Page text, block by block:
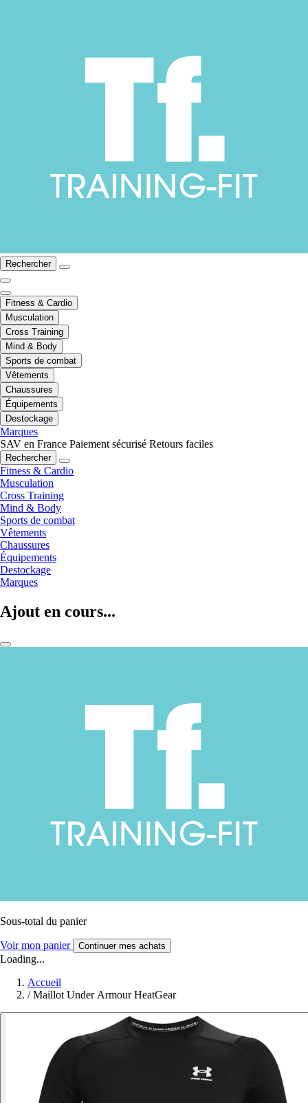
Rechercher
Fitness & Cardio
Musculation
Cross Training
Mind & Body
Sports de combat
Vêtements
Chaussures
Équipements
Destockage
Marques
SAV en France Paiement sécurisé Retours faciles
Rechercher
Fitness & Cardio
Musculation
Cross Training
Mind & Body
Sports de combat
Vêtements
Chaussures
Équipements
Destockage
Marques
Ajout en cours...
Sous-total du panier
Voir mon panier Continuer mes achats
Loading...
Accueil
/ Maillot Under Armour HeatGear